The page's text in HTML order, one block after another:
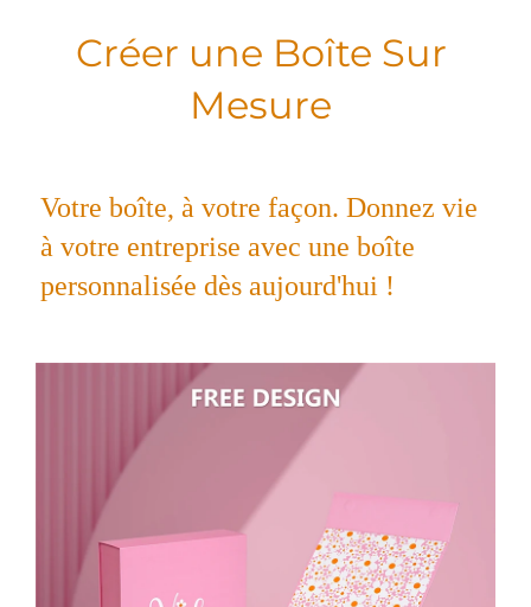
Créer une Boîte Sur
Mesure
Votre boîte, à votre façon. Donnez vie
à votre entreprise avec une boîte
personnalisée dès aujourd'hui !